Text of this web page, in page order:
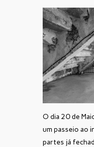
O dia 20 de
um passeio ao
partes já